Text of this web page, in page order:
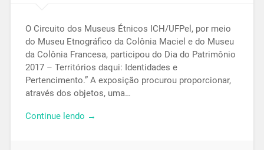
O Circuito dos Museus Étnicos ICH/UFPel, por meio
do Museu Etnográfico da Colônia Maciel e do Museu
da Colônia Francesa, participou do Dia do Patrimônio
2017 – Territórios daqui: Identidades e
Pertencimento.” A exposição procurou proporcionar,
através dos objetos, uma…
Continue lendo →